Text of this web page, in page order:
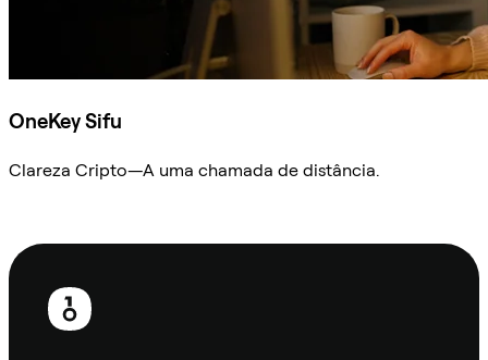
OneKey Sifu
Clareza Cripto—A uma chamada de distância.
Rodapé